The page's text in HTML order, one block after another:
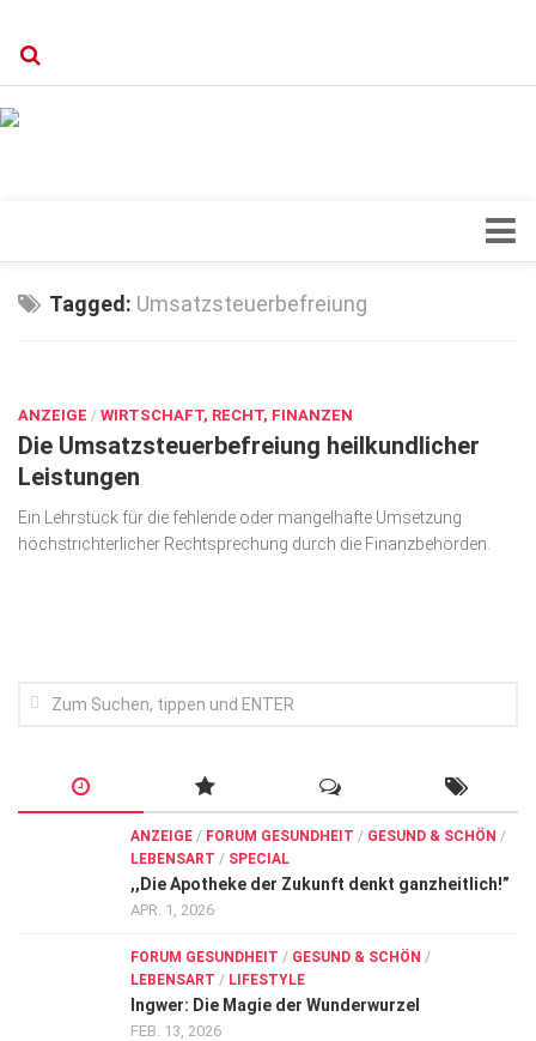
Orthopädie
Schönheit & Wohlbefinden
Special
Wirtschaft, Recht, Finanzen
Kampf gegen Krebs
Tagged: Umsatzsteuerbefreiung
ANZEIGE / WIRTSCHAFT, RECHT, FINANZEN
Die Umsatzsteuerbefreiung heilkundlicher
Leistungen
Ein Lehrstück für die fehlende oder mangelhafte Umsetzung
höchstrichterlicher Rechtsprechung durch die Finanzbehörden.
ANZEIGE / FORUM GESUNDHEIT / GESUND & SCHÖN /
LEBENSART / SPECIAL
,,Die Apotheke der Zukunft denkt ganzheitlich!”
APR. 1, 2026
FORUM GESUNDHEIT / GESUND & SCHÖN /
LEBENSART / LIFESTYLE
Ingwer: Die Magie der Wunderwurzel
FEB. 13, 2026